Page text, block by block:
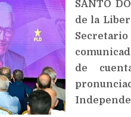
SANTO
de la
de